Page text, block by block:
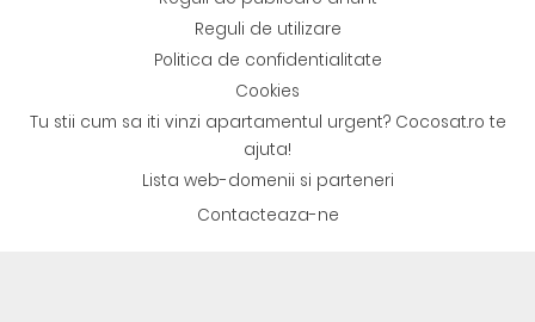
Reguli de utilizare
Politica de confidentialitate
Cookies
Tu stii cum sa iti vinzi apartamentul urgent? Cocosat.ro te
ajuta!
Lista web-domenii si parteneri
Contacteaza-ne